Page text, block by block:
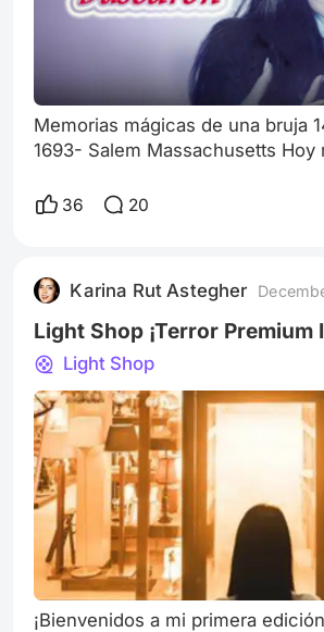
Memorias mágicas de una bruja
1693- Salem Massachusetts Hoy
demás. Me esforcé en hacer el
mal. La helada se adelantó y
del cultivo de maíz. Los de
centeno, no se ven nada bien.
36 20
Karina Rut Astegher
Light Shop ¡Terror Premium
Light Shop
¡Bienvenidos a mi primera